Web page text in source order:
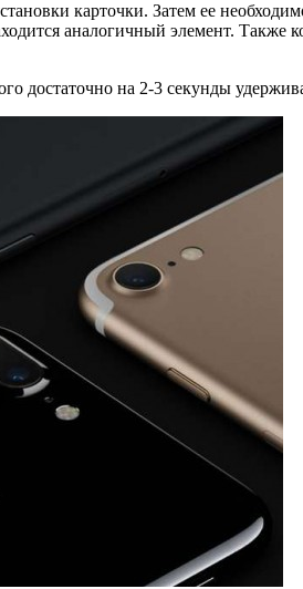
карточки. Затем ее
аналогичный элемент.
достаточно на 2-3 секунды